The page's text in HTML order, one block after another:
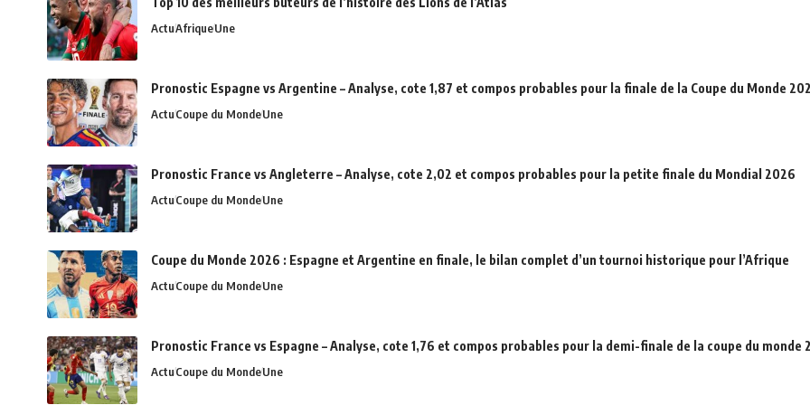
ActuAfriqueUne
Pronostic Espagne vs Argentine – Analyse, cote 1,87 et compos probables pour la finale de la Coupe du Monde
ActuCoupe du MondeUne
Pronostic France vs Angleterre – Analyse, cote 2,02 et compos probables pour la petite finale du Mondial 2026
ActuCoupe du MondeUne
Coupe du Monde 2026 : Espagne et Argentine en finale, le bilan complet d’un tournoi historique pour l’Afrique
ActuCoupe du MondeUne
Pronostic France vs Espagne – Analyse, cote 1,76 et compos probables pour la demi-finale de la coupe du monde
ActuCoupe du MondeUne